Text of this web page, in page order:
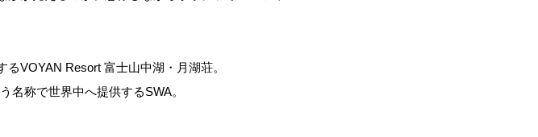
VOYAN Resort 富士山中湖・月湖荘。
名称で世界中へ提供するSWA。